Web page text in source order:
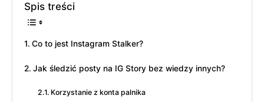
Spis treści
Co to jest Instagram Stalker?
Jak śledzić posty na IG Story bez wiedzy innych?
Korzystanie z konta palnika